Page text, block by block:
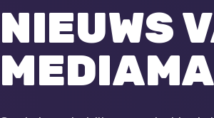
NIEUWS